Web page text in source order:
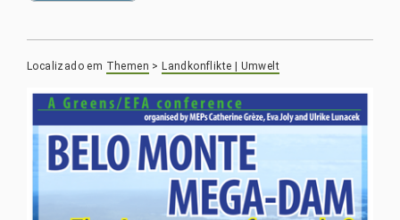
Localizado em Themen >Landkonflikte | Umwelt